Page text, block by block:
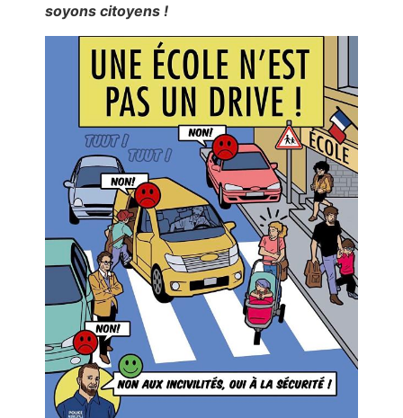
soyons citoyens !